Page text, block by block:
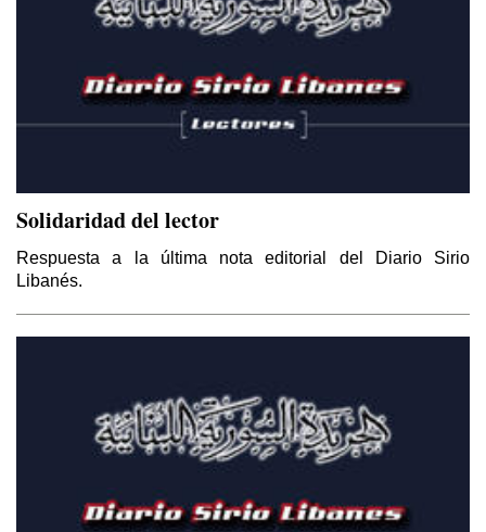
Solidaridad del lector
Respuesta a la última nota editorial del Diario Sirio
Libanés.